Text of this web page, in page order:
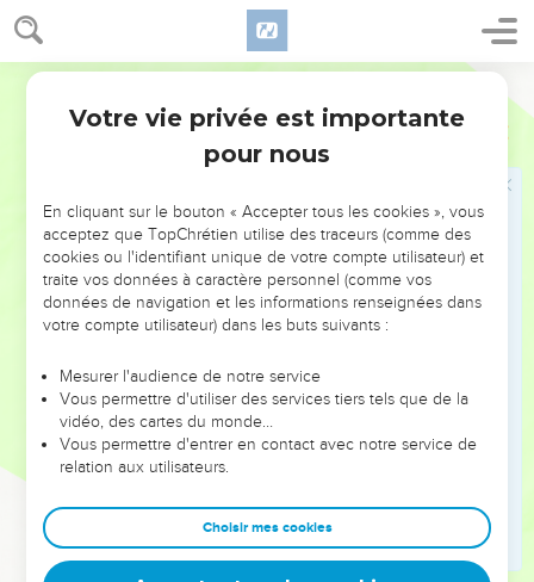
Actes 20
32 καὶ τὰ νῦν παρατίθεμαι ὑμᾶς τῷ θεῷ καὶ τῷ λόγῳ
τῆς χάριτος αὐτοῦ, τῷ δυναμένῳ οἰκοδομῆσαι καὶ
δοῦναι τὴν κληρονομίαν ἐν τοῖς ἡγιασμένοις πᾶσιν.
ἀργυρίου ἢ χρυσίου ἢ ἱματισμοῦ οὐδενὸς
μετ’ ἐμοῦ ὑπηρέτησαν αἱ χεῖρες αὗται.
πάντα ὑπέδειξα ὑμῖν ὅτι οὕτως κοπιῶντας δεῖ
ἀντιλαμβάνεσθαι τῶν ἀσθενούντων, μνημονεύειν τε
τῶν λόγων τοῦ κυρίου Ἰησοῦ ὅτι αὐτὸς εἶπεν Μακάριόν
ἐστιν μᾶλλον διδόναι ἢ λαμβάνειν.
Καὶ ταῦτα εἰπὼν θεὶς τὰ γόνατα αὐτοῦ σὺν πᾶσιν
αὐτοῖς προσηύξατο.
ἱκανὸς δὲ κλαυθμὸς ἐγένετο πάντων, καὶ
ἐπιπεσόντες ἐπὶ τὸν τράχηλον τοῦ Παύλου
ὀδυνώμενοι μάλιστα ἐπὶ τῷ λόγῳ ᾧ εἰρήκει ὅτι
οὐκέτι μέλλουσιν τὸ πρόσωπον αὐτοῦ θεωρεῖν.
Votre vie privée est importante
pour nous
En cliquant sur le bouton « Accepter tous les cookies », vous
acceptez que TopChrétien utilise des traceurs (comme des
cookies ou l'identifiant unique de votre compte utilisateur) et
traite vos données à caractère personnel (comme vos
données de navigation et les informations renseignées dans
votre compte utilisateur) dans les buts suivants :
Mesurer l'audience de notre service
Vous permettre d'utiliser des services tiers tels que de la
vidéo, des cartes du monde…
Vous permettre d'entrer en contact avec notre service de
relation aux utilisateurs.
Choisir mes cookies